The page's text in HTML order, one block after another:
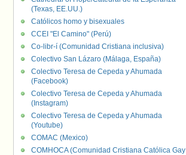
(Texas, EE.UU.)
Católicos homo y bisexuales
CCEI "El Camino" (Perú)
Co-libr-í (Comunidad Cristiana inclusiva)
Colectivo San Lázaro (Málaga, España)
Colectivo Teresa de Cepeda y Ahumada
(Facebook)
Colectivo Teresa de Cepeda y Ahumada
(Instagram)
Colectivo Teresa de Cepeda y Ahumada
(Youtube)
COMAC (Mexico)
COMHOCA (Comunidad Cristiana Católica Gay